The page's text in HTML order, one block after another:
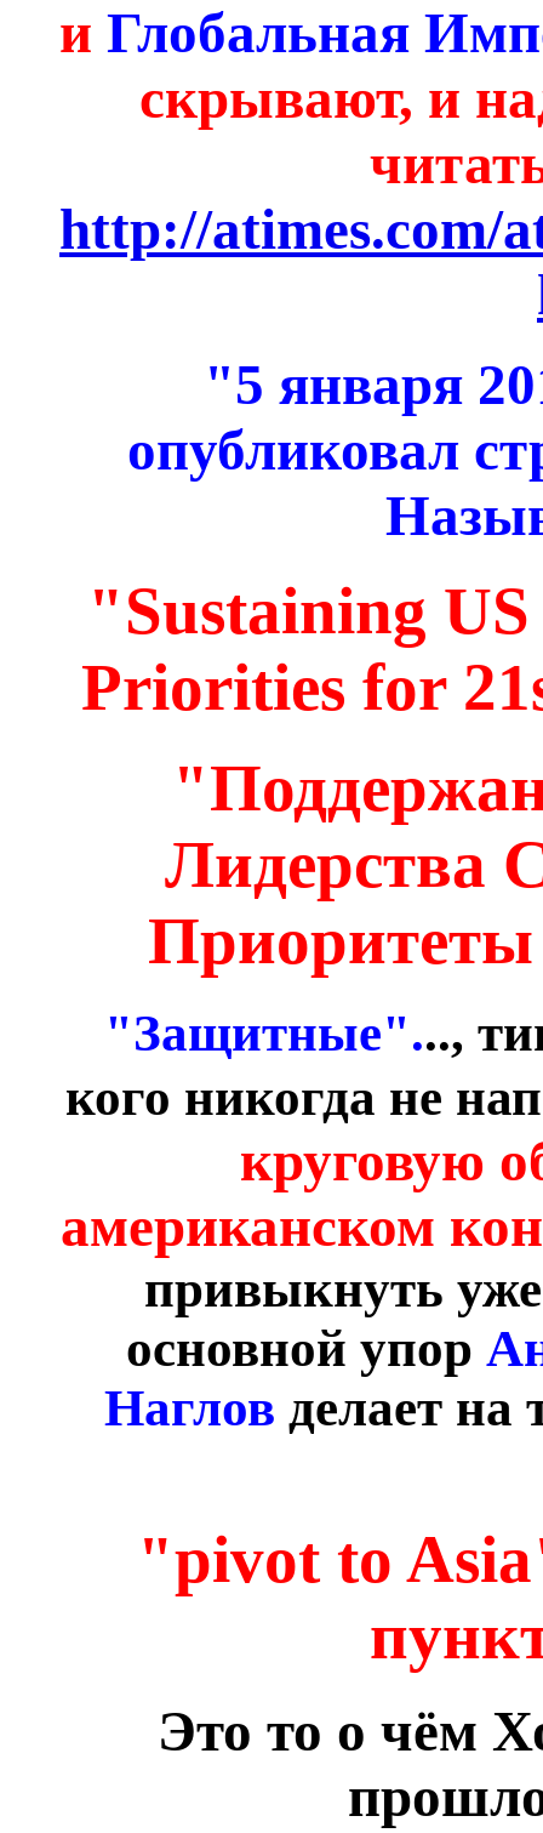
и Глобальная
скрывают, и
http://atimes.com/
"5 января
опубликовал
"Sustaining
Priorities for
Приоритеты
"Защитные"...,
кого никогда не
круговую
американском
привыкнуть
основной упор
Наглов делает на
"pivot to
Это то о чём